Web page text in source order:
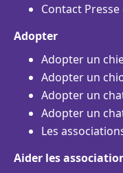
Contact
Adopter
Adopter un
Adopter un
Adopter un
Adopter un
Les
Aider les